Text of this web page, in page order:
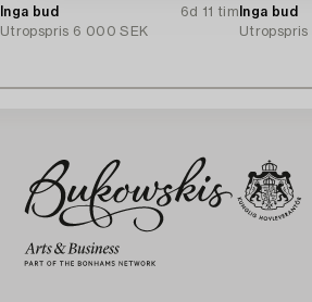
Inga bud
6d 11 tim
Utropspris 6 000 SEK
Inga bud
Utropspris